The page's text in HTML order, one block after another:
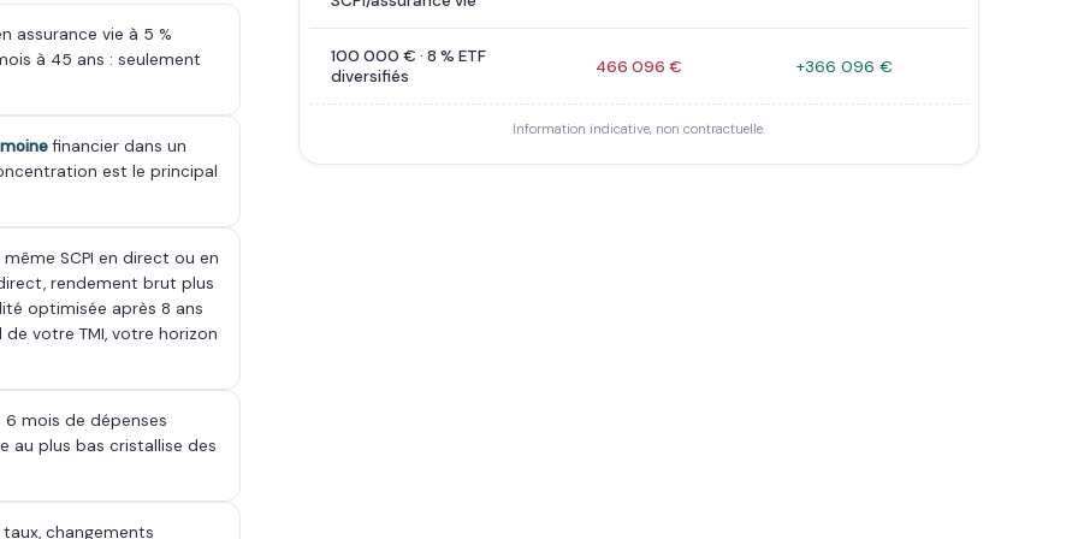
assurance vie à 5 %
à 45 ans : seulement
financier dans un
est le principal
SCPI en direct ou en
rendement brut plus
optimisée après 8 ans
votre TMI, votre horizon
mois de dépenses
au plus bas cristallise des
changements
100 000 € · 8 % ETF
diversifiés
466 096 € +366 096 €
Information indicative, non contractuelle.